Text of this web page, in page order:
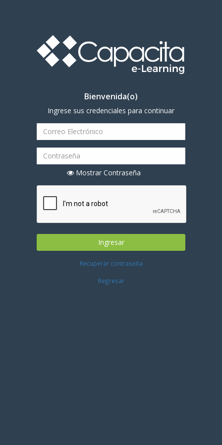
Bienvenida(o)
Ingrese sus credenciales para continuar
Mostrar Contraseña
Ingresar
Recuperar contraseña
Regresar